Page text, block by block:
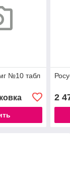
№10 табл
2